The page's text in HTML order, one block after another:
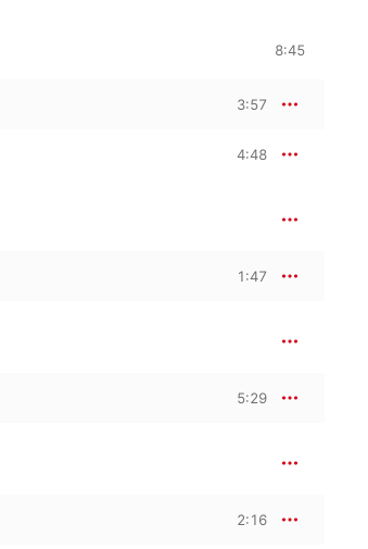
8:45
3:57
4:48
1:47
5:29
2:16